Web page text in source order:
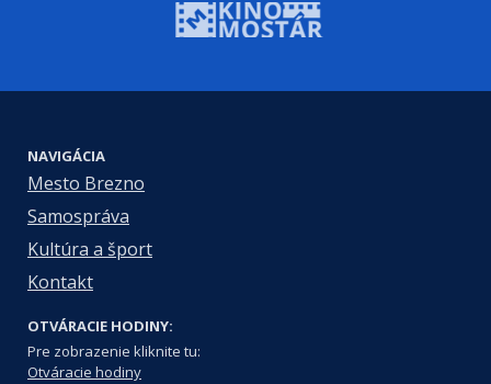
NAVIGÁCIA
Mesto Brezno
Samospráva
Kultúra a šport
Kontakt
OTVÁRACIE HODINY:
Pre zobrazenie kliknite tu:
Otváracie hodiny